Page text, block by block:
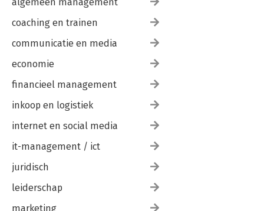
coaching en trainen
communicatie en media
economie
financieel management
inkoop en logistiek
internet en social media
it-management / ict
juridisch
leiderschap
marketing